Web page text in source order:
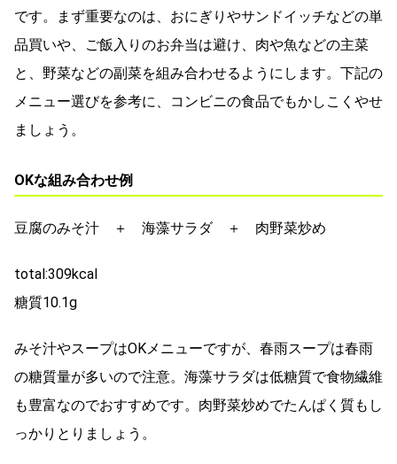
です。まず重要なのは、おにぎりやサンドイッチなどの単
品買いや、ご飯入りのお弁当は避け、肉や魚などの主菜
と、野菜などの副菜を組み合わせるようにします。下記の
メニュー選びを参考に、コンビニの食品でもかしこくやせ
ましょう。
OKな組み合わせ例
豆腐のみそ汁 ＋ 海藻サラダ ＋ 肉野菜炒め
total:309kcal
糖質10.1g
みそ汁やスープはOKメニューですが、春雨スープは春雨
の糖質量が多いので注意。海藻サラダは低糖質で食物繊維
も豊富なのでおすすめです。肉野菜炒めでたんぱく質もし
っかりとりましょう。